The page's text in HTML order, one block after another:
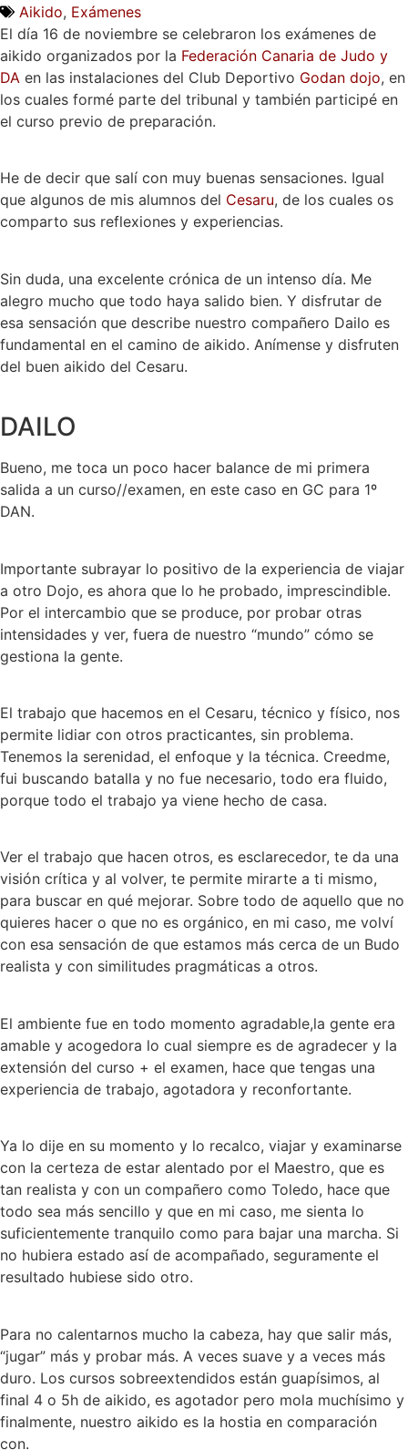
Aikido, Exámenes
El día 16 de noviembre se celebraron los exámenes de
aikido organizados por la Federación Canaria de Judo y
DA en las instalaciones del Club Deportivo Godan dojo, en
los cuales formé parte del tribunal y también participé en
el curso previo de preparación.
He de decir que salí con muy buenas sensaciones. Igual
que algunos de mis alumnos del Cesaru, de los cuales os
comparto sus reflexiones y experiencias.
Sin duda, una excelente crónica de un intenso día. Me
alegro mucho que todo haya salido bien. Y disfrutar de
esa sensación que describe nuestro compañero Dailo es
fundamental en el camino de aikido. Anímense y disfruten
del buen aikido del Cesaru.
DAILO
Bueno, me toca un poco hacer balance de mi primera
salida a un curso//examen, en este caso en GC para 1º
DAN.
Importante subrayar lo positivo de la experiencia de viajar
a otro Dojo, es ahora que lo he probado, imprescindible.
Por el intercambio que se produce, por probar otras
intensidades y ver, fuera de nuestro “mundo” cómo se
gestiona la gente.
El trabajo que hacemos en el Cesaru, técnico y físico, nos
permite lidiar con otros practicantes, sin problema.
Tenemos la serenidad, el enfoque y la técnica. Creedme,
fui buscando batalla y no fue necesario, todo era fluido,
porque todo el trabajo ya viene hecho de casa.
Ver el trabajo que hacen otros, es esclarecedor, te da una
visión crítica y al volver, te permite mirarte a ti mismo,
para buscar en qué mejorar. Sobre todo de aquello que no
quieres hacer o que no es orgánico, en mi caso, me volví
con esa sensación de que estamos más cerca de un Budo
realista y con similitudes pragmáticas a otros.
El ambiente fue en todo momento agradable,la gente era
amable y acogedora lo cual siempre es de agradecer y la
extensión del curso + el examen, hace que tengas una
experiencia de trabajo, agotadora y reconfortante.
Ya lo dije en su momento y lo recalco, viajar y examinarse
con la certeza de estar alentado por el Maestro, que es
tan realista y con un compañero como Toledo, hace que
todo sea más sencillo y que en mi caso, me sienta lo
suficientemente tranquilo como para bajar una marcha. Si
no hubiera estado así de acompañado, seguramente el
resultado hubiese sido otro.
Para no calentarnos mucho la cabeza, hay que salir más,
“jugar” más y probar más. A veces suave y a veces más
duro. Los cursos sobreextendidos están guapísimos, al
final 4 o 5h de aikido, es agotador pero mola muchísimo y
finalmente, nuestro aikido es la hostia en comparación
con.